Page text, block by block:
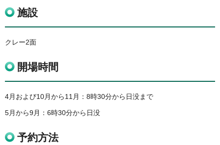
施設
クレー2面
開場時間
4月および10月から11月：8時30分から日没まで
5月から9月：6時30分から日没
予約方法